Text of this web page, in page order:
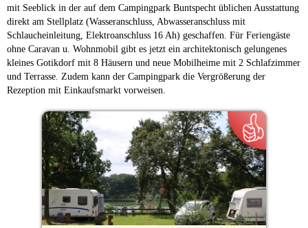
mit Seeblick in der auf dem Campingpark Buntspecht üblichen Ausstattung
direkt am Stellplatz (Wasseranschluss, Abwasseranschluss mit
Schlaucheinleitung, Elektroanschluss 16 Ah) geschaffen. Für Feriengäste
ohne Caravan u. Wohnmobil gibt es jetzt ein architektonisch gelungenes
kleines Gotikdorf mit 8 Häusern und neue Mobilheime mit 2 Schlafzimmer
und Terrasse. Zudem kann der Campingpark die Vergrößerung der
Rezeption mit Einkaufsmarkt vorweisen.